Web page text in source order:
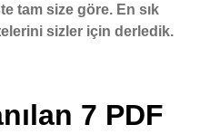
tam size göre. En sık
sizler için derledik.
7 PDF